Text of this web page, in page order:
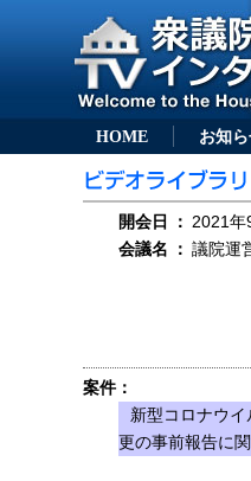
HOME お知
開会日 ： 2021年
会議名
： 議院運
案件：
新型コロナウ
更の事前報告に